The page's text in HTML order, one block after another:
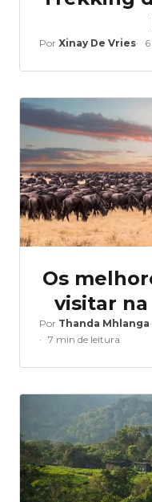
Por Xinay De Vries
Os
visitar
Por Thanda Mhlanga
7 min de leitura